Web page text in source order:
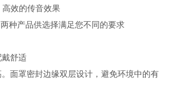
高效的传音效果
种产品供选择满足您不同的要求
戴舒适
面罩密封边缘双层设计，避免环境中的有